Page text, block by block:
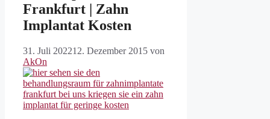
Frankfurt | Zahn
Implantat Kosten
31. Juli 202212. Dezember 2015 von
AkOn